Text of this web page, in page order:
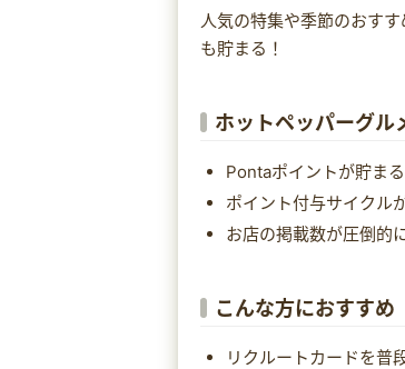
人気の特集や季節のおす
も貯まる！
ホットペッパーグル
Pontaポイントが貯まる
ポイント付与サイクル
お店の掲載数が圧倒的
こんな方におすすめ
リクルートカードを普